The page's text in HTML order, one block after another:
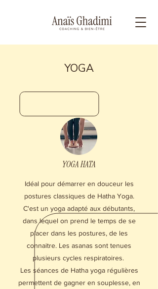
YOGA
Idéal pour démarrer en douceur les
postures classiques de Hatha Yoga.
C'est un yoga adapté aux débutants,
dans lequel on prend le temps de se
placer dans les postures, de les
connaitre. Les asanas sont tenues
plusieurs cycles respiratoires.
Les séances de Hatha yoga régulières
permettent de gagner en souplesse, en
YOGA HATA